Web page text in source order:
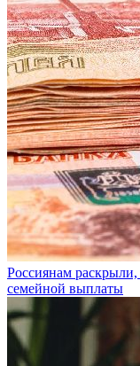
Россиянам раскрыли,
семейной выплаты